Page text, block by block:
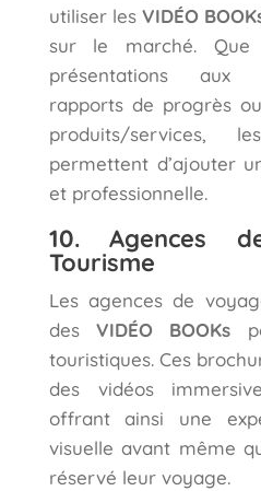
utiliser les VIDÉO
sur le marché.
présentations aux
rapports de progrès
produits/services,
permettent d’ajouter
et professionnelle.
10. Agences
Tourisme
Les agences de
desVIDÉO BOOKs
touristiques. Ces
des vidéos
offrant ainsi une
visuelle avant même
réservé leur voyage.